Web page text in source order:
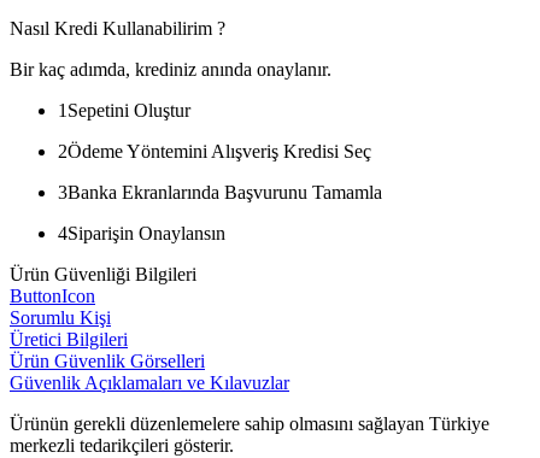
Nasıl Kredi Kullanabilirim ?
Bir kaç adımda, krediniz anında onaylanır.
1Sepetini Oluştur
2Ödeme Yöntemini Alışveriş Kredisi Seç
3Banka Ekranlarında Başvurunu Tamamla
4Siparişin Onaylansın
Ürün Güvenliği Bilgileri
ButtonIcon
Sorumlu Kişi
Üretici Bilgileri
Ürün Güvenlik Görselleri
Güvenlik Açıklamaları ve Kılavuzlar
Ürünün gerekli düzenlemelere sahip olmasını sağlayan Türkiye
merkezli tedarikçileri gösterir.